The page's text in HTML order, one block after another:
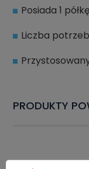
Posiada 1 półkę
Liczba
PRODUKTY